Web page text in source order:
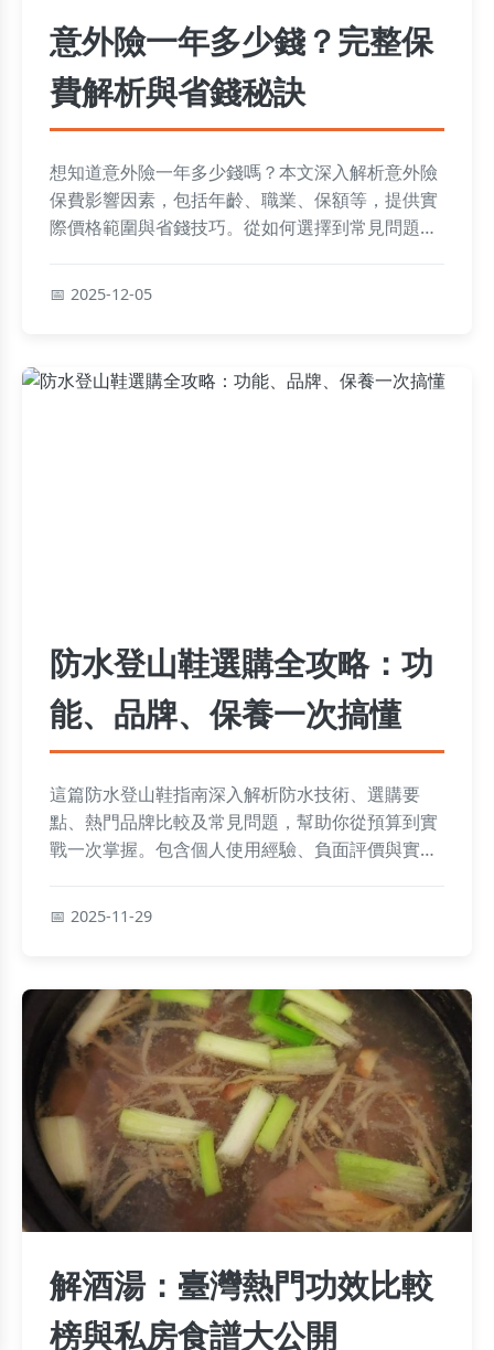
意外險一年多少錢？完整保
費解析與省錢秘訣
想知道意外險一年多少錢嗎？本文深入解析意外險
保費影響因素，包括年齡、職業、保額等，提供實
際價格範圍與省錢技巧。從如何選擇到常見問題解
2025-12-05
防水登山鞋選購全攻略：功
能、品牌、保養一次搞懂
這篇防水登山鞋指南深入解析防水技術、選購要
點、熱門品牌比較及常見問題，幫助你從預算到實
戰一次掌握。包含個人使用經驗、負面評價與實用
2025-11-29
解酒湯：臺灣熱門功效比較
榜與私房食譜大公開